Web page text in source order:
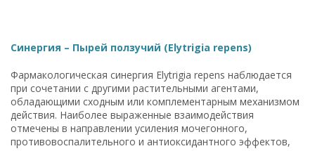
Синергия – Пырей ползучий (Elytrigia repens)
Фармакологическая синергия Elytrigia repens наблюдается
при сочетании с другими растительными агентами,
обладающими сходным или комплементарным механизмом
действия. Наиболее выраженные взаимодействия
отмечены в направлении усиления мочегонного,
противовоспалительного и антиоксидантного эффектов,